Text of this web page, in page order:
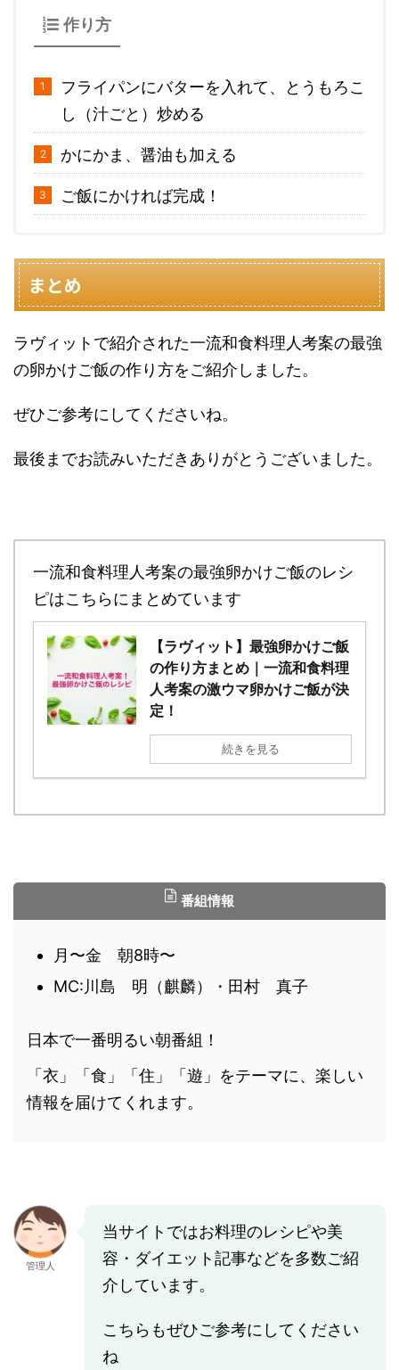
作り方
フライパンにバターを入れて、とうもろこ
し（汁ごと）炒める
かにかま、醤油も加える
ご飯にかければ完成！
まとめ
ラヴィットで紹介された一流和食料理人考案の最強
の卵かけご飯の作り方をご紹介しました。
ぜひご参考にしてくださいね。
最後までお読みいただきありがとうございました。
一流和食料理人考案の最強卵かけご飯のレシ
ピはこちらにまとめています
【ラヴィット】最強卵かけご飯
の作り方まとめ｜一流和食料理
人考案の激ウマ卵かけご飯が決
定！
続きを見る
番組情報
月〜金 朝8時〜
MC:川島 明（麒麟）・田村 真子
日本で一番明るい朝番組！
「衣」「食」「住」「遊」をテーマに、楽しい
情報を届けてくれます。
管理人
当サイトではお料理のレシピや美
容・ダイエット記事などを多数ご紹
介しています。
こちらもぜひご参考にしてください
ね